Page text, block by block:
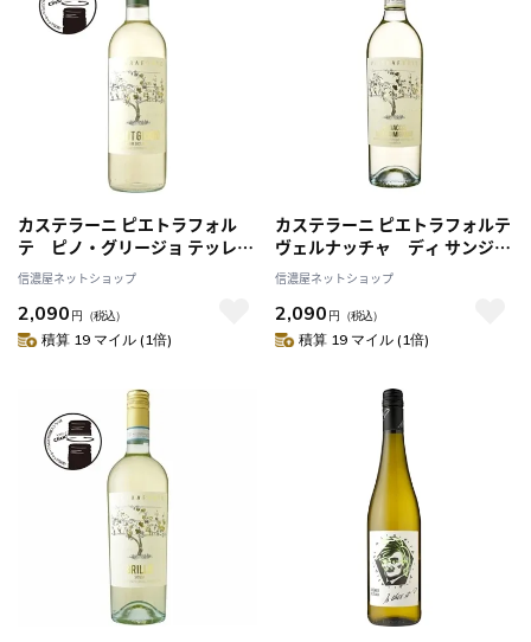
カステラーニ ピエトラフォル
テ ピノ・グリージョ テッレ・
シチリアーネ[2025]
信濃屋ネットショップ
2,090 円 （税込）
積算 19 マイル (1倍)
カステラーニ ピエトラフォルテ
ヴェルナッチャ ディ サンジミ
ニャーノ D.O.C.G.[2024]
信濃屋ネットショップ
2,090 円 （税込）
積算 19 マイル (1倍)